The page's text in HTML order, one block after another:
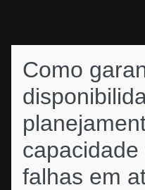
Como
falhas em